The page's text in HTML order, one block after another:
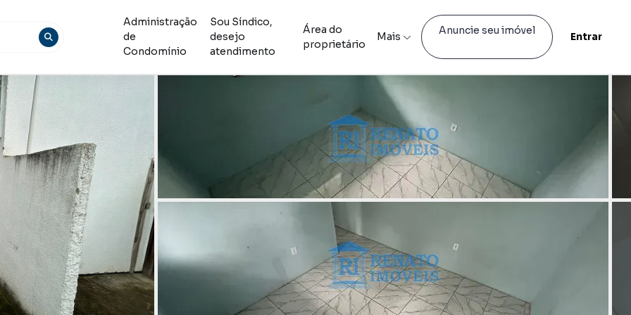
Administração
de
Condomínio
Sou Síndico,
desejo
atendimento
Área do
proprietário
Mais Anuncie seu imóvel Entrar